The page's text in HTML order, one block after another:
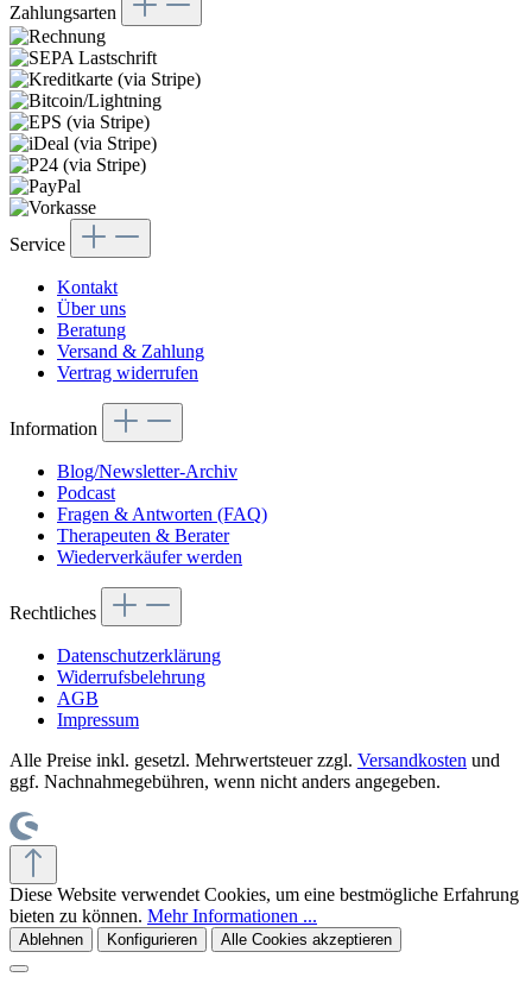
Zahlungsarten
Service
Kontakt
Über uns
Beratung
Versand & Zahlung
Vertrag widerrufen
Information
Blog/Newsletter-Archiv
Podcast
Fragen & Antworten (FAQ)
Therapeuten & Berater
Wiederverkäufer werden
Rechtliches
Datenschutzerklärung
Widerrufsbelehrung
AGB
Impressum
Alle Preise inkl. gesetzl. Mehrwertsteuer zzgl. Versandkosten und
ggf. Nachnahmegebühren, wenn nicht anders angegeben.
Diese Website verwendet Cookies, um eine bestmögliche Erfahrung
bieten zu können. Mehr Informationen ...
Ablehnen Konfigurieren Alle Cookies akzeptieren